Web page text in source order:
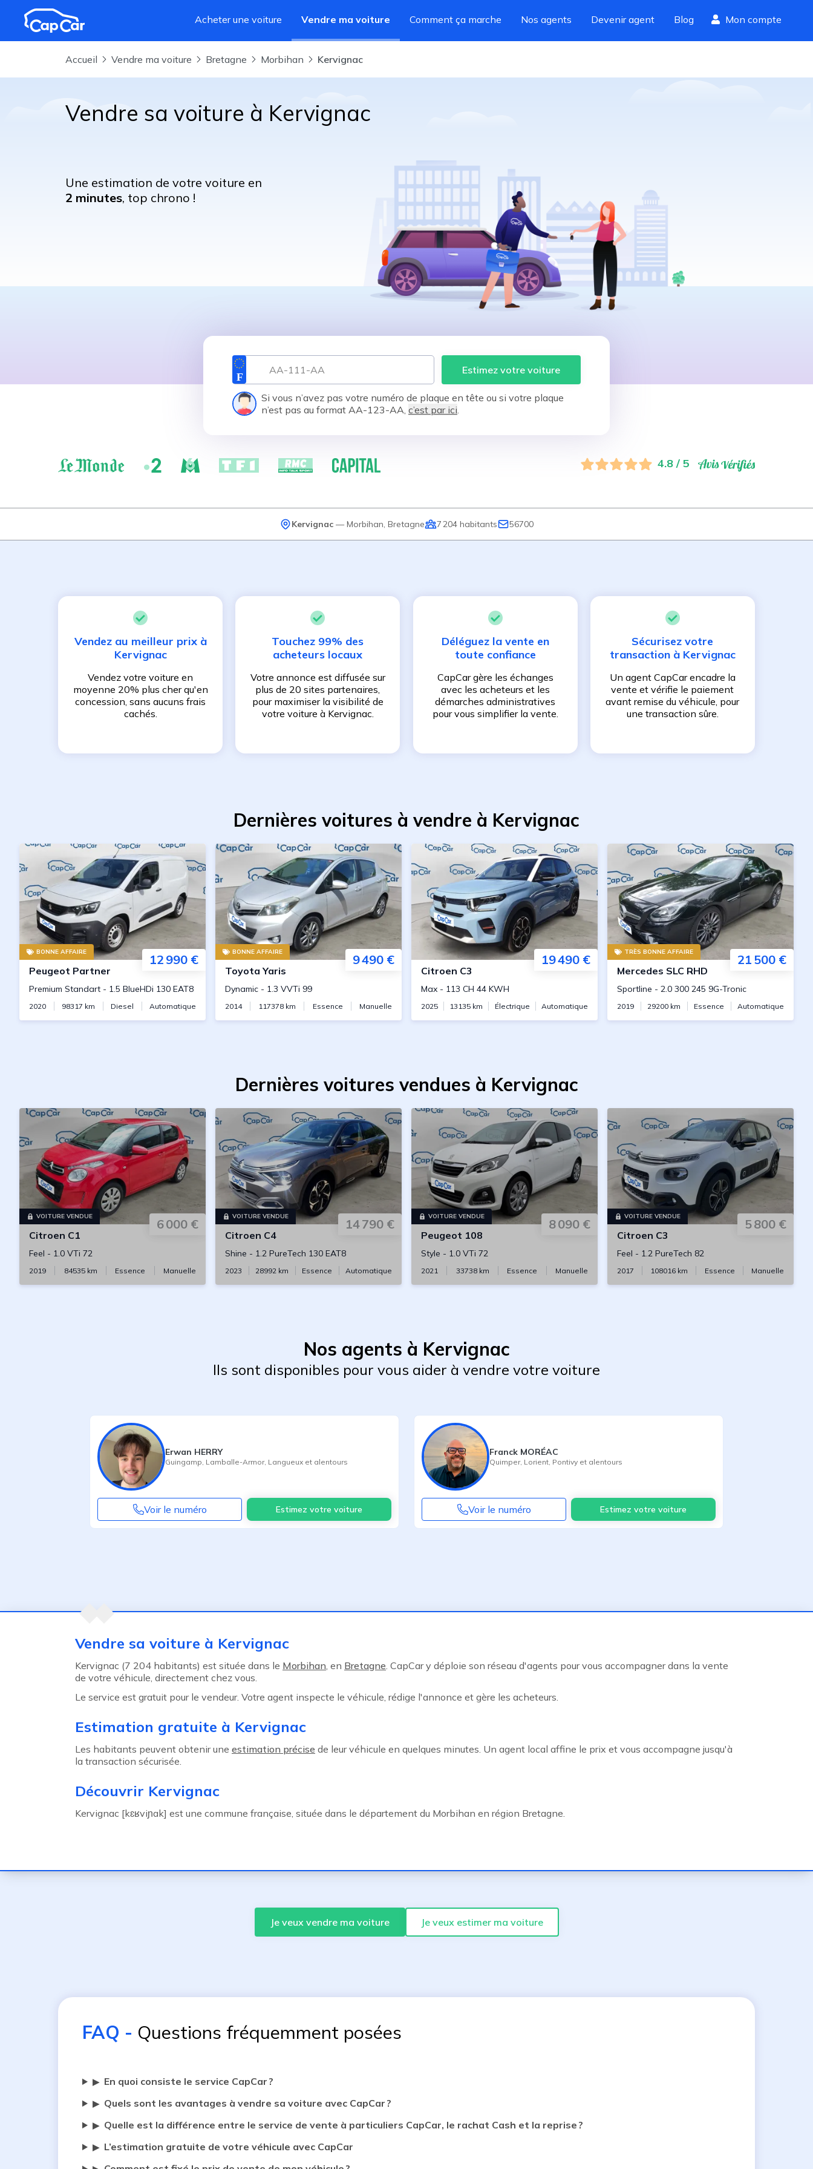
Aller au contenu principal
Acheter une voiture
Vendre ma voiture Comment ça marche Nos agents Devenir agent Blog Mon compte
Accueil Vendre ma voiture Bretagne Morbihan Kervignac
Vendre sa voiture à Kervignac
Une estimation de votre voiture en
2 minutes, top chrono !
Estimez votre voiture
Si vous n’avez pas votre numéro de plaque en tête ou si votre plaque
n’est pas au format AA-123-AA, c’est par ici.
4.8 / 5
Kervignac — Morbihan Bretagne 7 204 habitants 56700
Vendez au meilleur prix à
Kervignac
Vendez votre voiture en
moyenne 20% plus cher qu'en
concession, sans aucuns frais
cachés.
Touchez 99% des
acheteurs locaux
Votre annonce est diffusée sur
plus de 20 sites partenaires,
pour maximiser la visibilité de
votre voiture à Kervignac.
Déléguez la vente en
toute confiance
CapCar gère les échanges
avec les acheteurs et les
démarches administratives
pour vous simplifier la vente.
Sécurisez votre
transaction à Kervignac
Un agent CapCar encadre la
vente et vérifie le paiement
avant remise du véhicule, pour
une transaction sûre.
Dernières voitures à vendre à Kervignac
BONNE AFFAIRE
12 990 €
Peugeot Partner
Premium Standart - 1.5 BlueHDi 130 EAT8
2020 98317 km Diesel Automatique
BONNE AFFAIRE
9 490 €
Toyota Yaris
Dynamic - 1.3 VVTi 99
2014 117378 km Essence Manuelle
19 490 €
Citroen C3
Max - 113 CH 44 KWH
2025 13135 km Électrique Automatique
TRÈS BONNE AFFAIRE
21 500 €
Mercedes SLC RHD
Sportline - 2.0 300 245 9G-Tronic
2019 29200 km Essence Automatique
Dernières voitures vendues à Kervignac
VOITURE VENDUE
6 000 €
Citroen C1
Feel - 1.0 VTi 72
2019 84535km Essence Manuelle
VOITURE VENDUE
14 790 €
Citroen C4
Shine - 1.2 PureTech 130 EAT8
2023 28992 km Essence Automatique
VOITURE VENDUE
8 090 €
Peugeot 108
Style - 1.0 VTi 72
2021 33738km Essence Manuelle
VOITURE VENDUE
5 800 €
Citroen C3
Feel - 1.2 PureTech 82
2017 108016 km Essence Manuelle
Nos agents à Kervignac
Ils sont disponibles pour vous aider à vendre votre voiture
Erwan HERRY
Guingamp Lamballe-Armor, Langueux et alentours
Voir le numéro Estimez votre voiture
Franck MORÉAC
Quimper, Lorient Pontivy et alentours
Voir le numéro Estimez votre voiture
Agent précédentVendre sa voiture à Kervignac
Kervignac (7 204 habitants) est située dans le Morbihan, en Bretagne. CapCar y déploie son réseau d'agents pour vous accompagner dans la vente
de votre véhicule, directement chez vous.
Le service est gratuit pour le vendeur. Votre agent inspecte le véhicule, rédige l'annonce et gère les acheteurs.
Estimation gratuite à Kervignac
Les habitants peuvent obtenir une estimation précise de leur véhicule en quelques minutes. Un agent local affine le prix et vous accompagne jusqu'à
la transaction sécurisée.
Découvrir Kervignac
Kervignac [kɛʁviɲak] est une commune française, située dans le département du Morbihan en région Bretagne.
Je veux vendre ma voiture Je veux estimer ma voiture
FAQ - Questions fréquemment posées
▶ En quoi consiste le service CapCar ?
▶ Quels sont les avantages à vendre sa voiture avec CapCar ?
▶ Quelle est la différence entre le service de vente à particuliers CapCar, le rachat Cash et la reprise ?
▶ L’estimation gratuite de votre véhicule avec CapCar